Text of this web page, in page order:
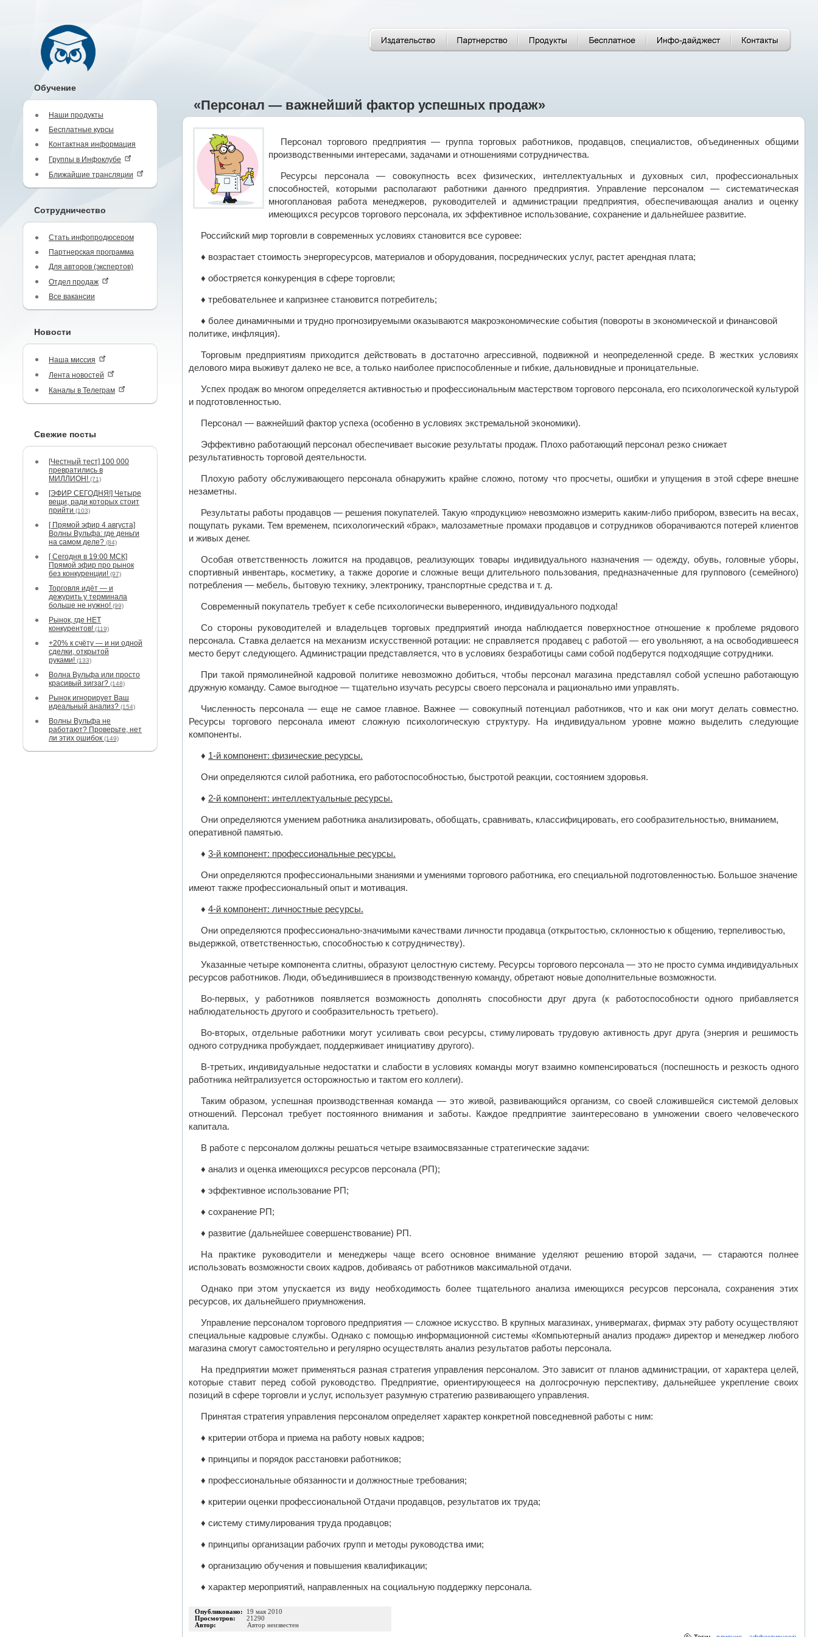
Обучение
Наши продукты
Бесплатные курсы
Контактная информация
Группы в Инфоклубе
Ближайшие трансляции
Сотрудничество
Стать инфопродюсером
Партнерская программа
Для авторов (экспертов)
Отдел продаж
Все вакансии
Новости
Наша миссия
Лента новостей
Каналы в Телеграм
Свежие посты
[Честный тест] 100 000
превратились в
МИЛЛИОН! (71)
[ЭФИР СЕГОДНЯ!] Четыре
вещи, ради которых стоит
прийти (103)
[ Прямой эфир 4 августа]
Волны Вульфа: где деньги
на самом деле? (84)
[ Сегодня в 19:00 МСК]
Прямой эфир про рынок
без конкуренции! (97)
Торговля идёт — и
дежурить у терминала
больше не нужно! (99)
Рынок, где НЕТ
конкурентов! (119)
+20% к счёту — и ни одной
сделки, открытой
руками! (133)
Волна Вульфа или просто
красивый зигзаг? (148)
Рынок игнорирует Ваш
идеальный анализ? (154)
Волны Вульфа не
работают? Проверьте, нет
ли этих ошибок (149)
«Персонал — важнейший фактор успешных продаж»
Персонал торгового предприятия — группа торговых работников, продавцов, специалистов, объединенных общими
производственными интересами, задачами и отношениями сотрудничества.
Ресурсы персонала — совокупность всех физических, интеллектуальных и духовных сил, профессиональных
способностей, которыми располагают работники данного предприятия. Управление персоналом — систематическая
многоплановая работа менеджеров, руководителей и администрации предприятия, обеспечивающая анализ и оценку
имеющихся ресурсов торгового персонала, их эффективное использование, сохранение и дальнейшее развитие.
Российский мир торговли в современных условиях становится все суровее:
♦ возрастает стоимость энергоресурсов, материалов и оборудования, посреднических услуг, растет арендная плата;
♦ обостряется конкуренция в сфере торговли;
♦ требовательнее и капризнее становится потребитель;
♦ более динамичными и трудно прогнозируемыми оказываются макроэкономические события (повороты в экономической и финансовой
политике, инфляция).
Торговым предприятиям приходится действовать в достаточно агрессивной, подвижной и неопределенной среде. В жестких условиях
делового мира выживут далеко не все, а только наиболее приспособленные и гибкие, дальновидные и проницательные.
Успех продаж во многом определяется активностью и профессиональным мастерством торгового персонала, его психологической культурой
и подготовленностью.
Персонал — важнейший фактор успеха (особенно в условиях экстремальной экономики).
Эффективно работающий персонал обеспечивает высокие результаты продаж. Плохо работающий персонал резко снижает
результативность торговой деятельности.
Плохую работу обслуживающего персонала обнаружить крайне сложно, потому что просчеты, ошибки и упущения в этой сфере внешне
незаметны.
Результаты работы продавцов — решения покупателей. Такую «продукцию» невозможно измерить каким-либо прибором, взвесить на весах,
пощупать руками. Тем временем, психологический «брак», малозаметные промахи продавцов и сотрудников оборачиваются потерей клиентов
и живых денег.
Особая ответственность ложится на продавцов, реализующих товары индивидуального назначения — одежду, обувь, головные уборы,
спортивный инвентарь, косметику, а также дорогие и сложные вещи длительного пользования, предназначенные для группового (семейного)
потребления — мебель, бытовую технику, электронику, транспортные средства и т. д.
Современный покупатель требует к себе психологически выверенного, индивидуального подхода!
Со стороны руководителей и владельцев торговых предприятий иногда наблюдается поверхностное отношение к проблеме рядового
персонала. Ставка делается на механизм искусственной ротации: не справляется продавец с работой — его увольняют, а на освободившееся
место берут следующего. Администрации представляется, что в условиях безработицы сами собой подберутся подходящие сотрудники.
При такой прямолинейной кадровой политике невозможно добиться, чтобы персонал магазина представлял собой успешно работающую
дружную команду. Самое выгодное — тщательно изучать ресурсы своего персонала и рационально ими управлять.
Численность персонала — еще не самое главное. Важнее — совокупный потенциал работников, что и как они могут делать совместно.
Ресурсы торгового персонала имеют сложную психологическую структуру. На индивидуальном уровне можно выделить следующие
компоненты.
♦ 1-й компонент: физические ресурсы.
Они определяются силой работника, его работоспособностью, быстротой реакции, состоянием здоровья.
♦ 2-й компонент: интеллектуальные ресурсы.
Они определяются умением работника анализировать, обобщать, сравнивать, классифицировать, его сообразительностью, вниманием,
оперативной памятью.
♦ 3-й компонент: профессиональные ресурсы.
Они определяются профессиональными знаниями и умениями торгового работника, его специальной подготовленностью. Большое значение
имеют также профессиональный опыт и мотивация.
♦ 4-й компонент: личностные ресурсы.
Они определяются профессионально-значимыми качествами личности продавца (открытостью, склонностью к общению, терпеливостью,
выдержкой, ответственностью, способностью к сотрудничеству).
Указанные четыре компонента слитны, образуют целостную систему. Ресурсы торгового персонала — это не просто сумма индивидуальных
ресурсов работников. Люди, объединившиеся в производственную команду, обретают новые дополнительные возможности.
Во-первых, у работников появляется возможность дополнять способности друг друга (к работоспособности одного прибавляется
наблюдательность другого и сообразительность третьего).
Во-вторых, отдельные работники могут усиливать свои ресурсы, стимулировать трудовую активность друг друга (энергия и решимость
одного сотрудника пробуждает, поддерживает инициативу другого).
В-третьих, индивидуальные недостатки и слабости в условиях команды могут взаимно компенсироваться (поспешность и резкость одного
работника нейтрализуется осторожностью и тактом его коллеги).
Таким образом, успешная производственная команда — это живой, развивающийся организм, со своей сложившейся системой деловых
отношений. Персонал требует постоянного внимания и заботы. Каждое предприятие заинтересовано в умножении своего человеческого
капитала.
В работе с персоналом должны решаться четыре взаимосвязанные стратегические задачи:
♦ анализ и оценка имеющихся ресурсов персонала (РП);
♦ эффективное использование РП;
♦ сохранение РП;
♦ развитие (дальнейшее совершенствование) РП.
На практике руководители и менеджеры чаще всего основное внимание уделяют решению второй задачи, — стараются полнее
использовать возможности своих кадров, добиваясь от работников максимальной отдачи.
Однако при этом упускается из виду необходимость более тщательного анализа имеющихся ресурсов персонала, сохранения этих
ресурсов, их дальнейшего приумножения.
Управление персоналом торгового предприятия — сложное искусство. В крупных магазинах, универмагах, фирмах эту работу осуществляют
специальные кадровые службы. Однако с помощью информационной системы «Компьютерный анализ продаж» директор и менеджер любого
магазина смогут самостоятельно и регулярно осуществлять анализ результатов работы персонала.
На предприятии может применяться разная стратегия управления персоналом. Это зависит от планов администрации, от характера целей,
которые ставит перед собой руководство. Предприятие, ориентирующееся на долгосрочную перспективу, дальнейшее укрепление своих
позиций в сфере торговли и услуг, использует разумную стратегию развивающего управления.
Принятая стратегия управления персоналом определяет характер конкретной повседневной работы с ним:
♦ критерии отбора и приема на работу новых кадров;
♦ принципы и порядок расстановки работников;
♦ профессиональные обязанности и должностные требования;
♦ критерии оценки профессиональной Отдачи продавцов, результатов их труда;
♦ систему стимулирования труда продавцов;
♦ принципы организации рабочих групп и методы руководства ими;
♦ организацию обучения и повышения квалификации;
♦ характер мероприятий, направленных на социальную поддержку персонала.
Опубликовано: 19 мая 2010
Просмотров: 21290
Автор:
Автор неизвестен